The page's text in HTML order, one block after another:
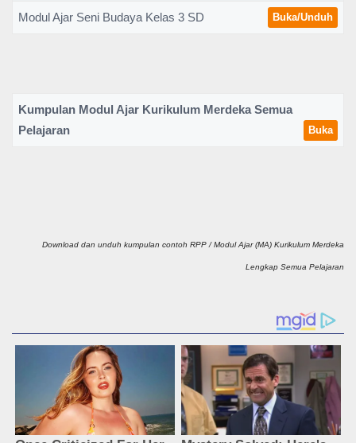
Modul Ajar Seni Budaya Kelas 3 SD Buka/Unduh
Kumpulan Modul Ajar Kurikulum Merdeka Semua
Pelajaran
Buka
Download dan unduh kumpulan contoh RPP / Modul Ajar (MA) Kurikulum Merdeka
Lengkap Semua Pelajaran